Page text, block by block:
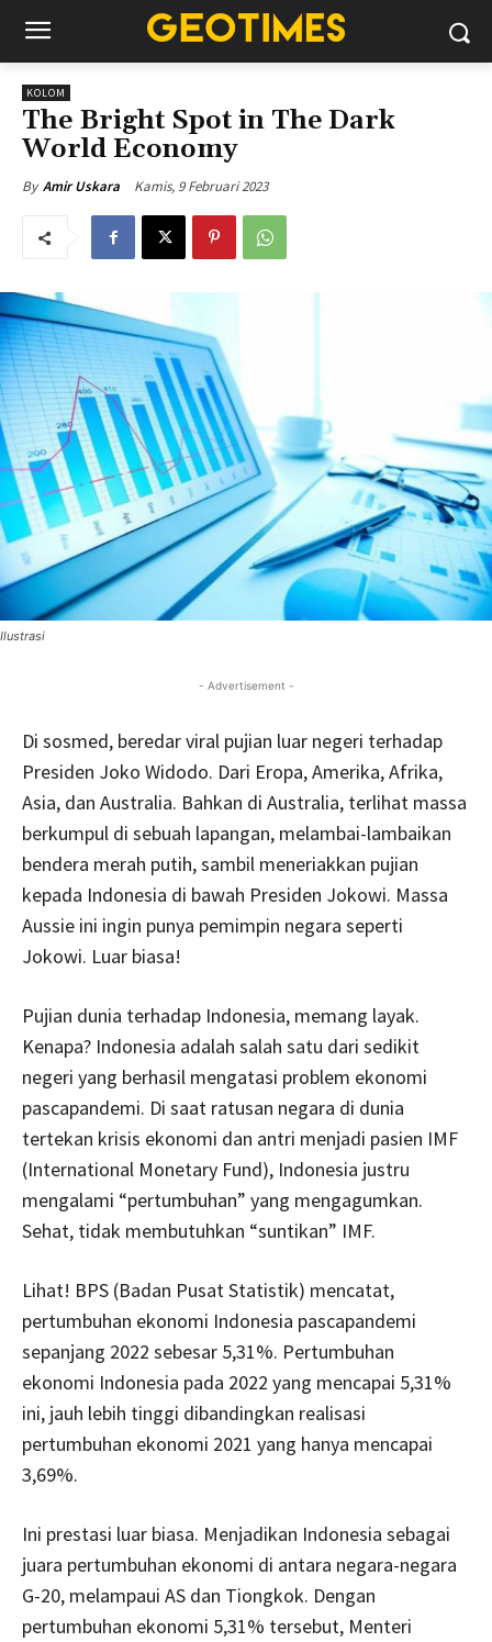
KOLOM
The Bright Spot in The Dark
World Economy
By Amir Uskara Kamis, 9 Februari 2023
Ilustrasi
- Advertisement -
Di sosmed, beredar viral pujian luar negeri terhadap
Presiden Joko Widodo. Dari Eropa, Amerika, Afrika,
Asia, dan Australia. Bahkan di Australia, terlihat massa
berkumpul di sebuah lapangan, melambai-lambaikan
bendera merah putih, sambil meneriakkan pujian
kepada Indonesia di bawah Presiden Jokowi. Massa
Aussie ini ingin punya pemimpin negara seperti
Jokowi. Luar biasa!
Pujian dunia terhadap Indonesia, memang layak.
Kenapa? Indonesia adalah salah satu dari sedikit
negeri yang berhasil mengatasi problem ekonomi
pascapandemi. Di saat ratusan negara di dunia
tertekan krisis ekonomi dan antri menjadi pasien IMF
(International Monetary Fund), Indonesia justru
mengalami “pertumbuhan” yang mengagumkan.
Sehat, tidak membutuhkan “suntikan” IMF.
Lihat! BPS (Badan Pusat Statistik) mencatat,
pertumbuhan ekonomi Indonesia pascapandemi
sepanjang 2022 sebesar 5,31%. Pertumbuhan
ekonomi Indonesia pada 2022 yang mencapai 5,31%
ini, jauh lebih tinggi dibandingkan realisasi
pertumbuhan ekonomi 2021 yang hanya mencapai
3,69%.
Ini prestasi luar biasa. Menjadikan Indonesia sebagai
juara pertumbuhan ekonomi di antara negara-negara
G-20, melampaui AS dan Tiongkok. Dengan
pertumbuhan ekonomi 5,31% tersebut, Menteri